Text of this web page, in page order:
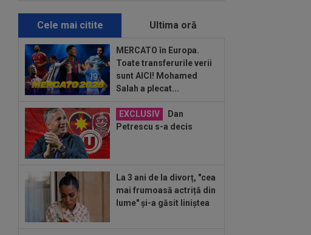
23:13
Englezii au văzut CFR Cluj -
Tromso 0-5 și s-au speriat de ce s-a
întâmplat!
23:08
EXCLUSIV
Victor Pițurcă,
despre Marius Baciu: ”Cu asta, basta. Ar
trebui să spun niște...
vândut un jucător pe 3.000.000 €”
23:01 FOTO
”Masacru!”. Cea mai
dură reacție, după ce CFR a fost umilită
22:42
Ștefan Baiaram a făcut anunțul,
după KuPS - Universitatea Craiova: ”Cu...
Cele mai citite Ultima oră
MERCATO în Europa.
Toate transferurile verii
sunt AICI! Mohamed
Salah a plecat...
EXCLUSIV
Dan
Petrescu s-a decis
La 3 ani de la divorț, "cea
mai frumoasă actriță din
lume" și-a găsit liniștea